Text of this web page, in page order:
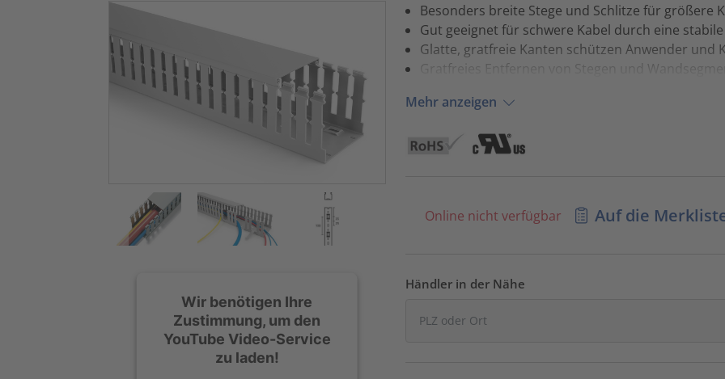
Wir benötigen Ihre
Zustimmung, um den
YouTube Video-Service
zu laden!
Besonders breite Stege und Schlitze für größere
Gut geeignet für schwere Kabel durch eine
Glatte, gratfreie Kanten schützen Anwender und
Gratfreies Entfernen von Stegen und
Mehr anzeigen
Online nicht verfügbar Auf die
Händler in der Nähe